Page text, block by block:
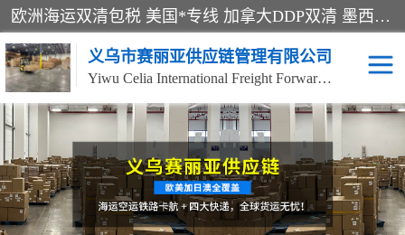
欧洲海运双清包税 美国*专线 加拿大DDP双清 墨西哥跨境空运 澳大利亚专线物流 跨境电商物流服务 国际快递到门服务 海运*渠道 一站式跨境物流解决方案 TikTok/SHEIN专线 电商平台FBA头程运输 国际铁路运输欧洲 UPS/DDHL/联邦快递跨境 美国双清到门物流 跨境*运输
义乌市赛丽亚供应链管理有限公司
Yiwu Celia International Freight Forwarding Co., Ltd
美森快船 欧洲卡航
加拿大海运/空运-双清到 澳大利亚海运/空运-双清